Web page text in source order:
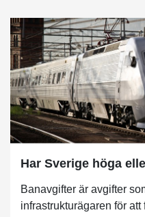
Har Sverige höga
Banavgifter är avgifter
infrastrukturägaren för att